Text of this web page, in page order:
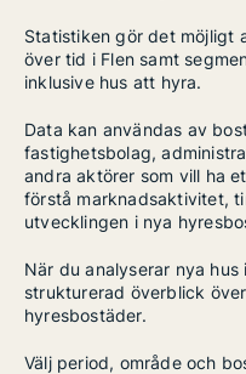
Statistiken gör det möjligt
över tid i Flen samt
inklusive hus att hyra.
Data kan användas av
fastighetsbolag,
andra aktörer som vill ha
förstå marknadsaktivitet,
utvecklingen i nya
När du analyserar nya
strukturerad överblick
hyresbostäder.
Välj period, område och